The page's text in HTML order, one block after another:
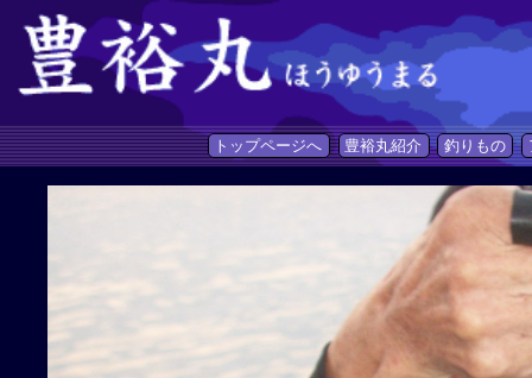
トップページへ 豊裕丸紹介 釣りもの